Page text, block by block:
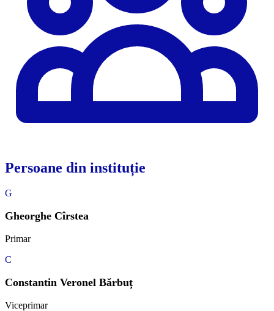
Persoane din instituție
G
Gheorghe Cîrstea
Primar
C
Constantin Veronel Bărbuț
Viceprimar